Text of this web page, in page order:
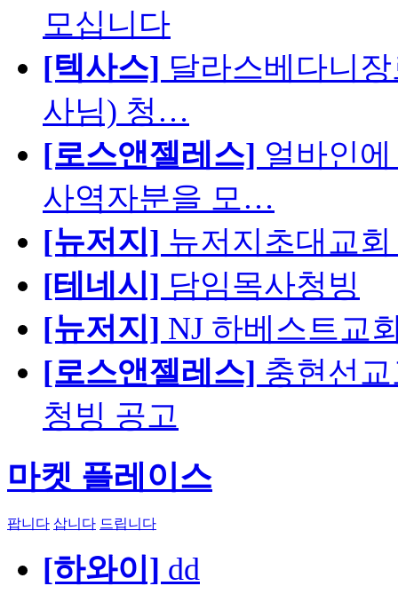
모십니다
[텍사스] 달라스베다니
사님) 청…
[로스앤젤레스] 얼바인
사역자분을 모…
[뉴저지] 뉴저지초대교
[테네시] 담임목사청빙
[뉴저지] NJ 하베스트교
[로스앤젤레스] 충현선
청빙 공고
마켓 플레이스
팝니다 삽니다 드립니다
[하와이] dd